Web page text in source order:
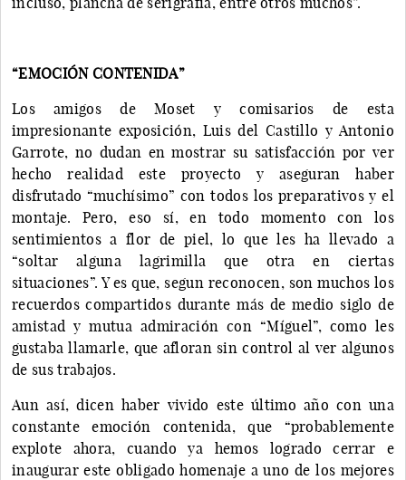
“EMOCIÓN CONTENIDA”
Los amigos de Moset y comisarios de esta
impresionante exposición, Luis del Castillo y Antonio
Garrote, no dudan en mostrar su satisfacción por ver
hecho realidad este proyecto y aseguran haber
disfrutado “muchísimo” con todos los preparativos y el
montaje. Pero, eso sí, en todo momento con los
sentimientos a flor de piel, lo que les ha llevado a
“soltar alguna lagrimilla que otra en ciertas
situaciones”. Y es que, segun reconocen, son muchos los
recuerdos compartidos durante más de medio siglo de
amistad y mutua admiración con “Míguel”, como les
gustaba llamarle, que afloran sin control al ver algunos
de sus trabajos.
Aun así, dicen haber vivido este último año con una
constante emoción contenida, que “probablemente
explote ahora, cuando ya hemos logrado cerrar e
inaugurar este obligado homenaje a uno de los mejores